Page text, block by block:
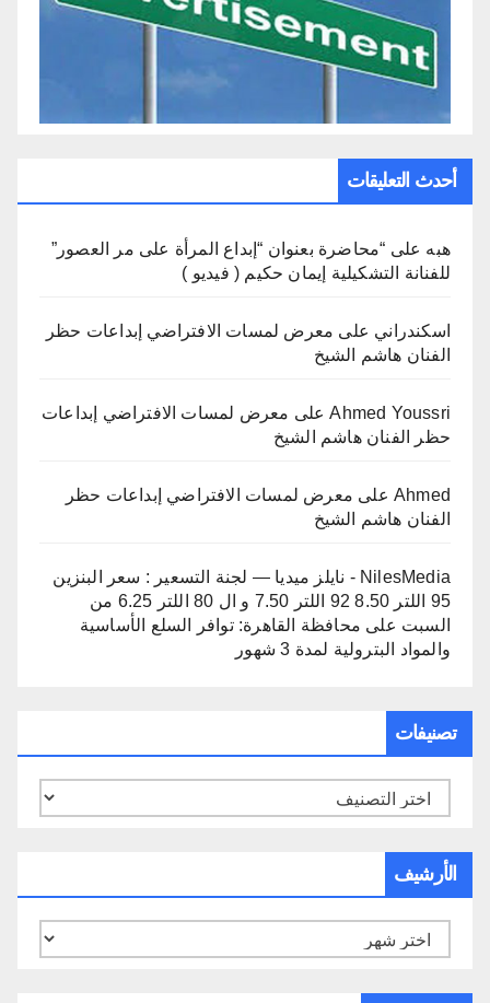
أحدث التعليقات
هبه على “محاضرة بعنوان “إبداع المرأة على مر العصور”
للفنانة التشكيلية إيمان حكيم ( فيديو )
اسكندراني على معرض لمسات الافتراضي إبداعات حظر
الفنان هاشم الشيخ
Ahmed Youssriعلى معرض لمسات الافتراضي إبداعات
حظر الفنان هاشم الشيخ
Ahmed على معرض لمسات الافتراضي إبداعات حظر
الفنان هاشم الشيخ
NilesMedia - نايلز ميديا — لجنة التسعير : سعر البنزين
95 اللتر 8.50 92 اللتر 7.50 و ال 80 اللتر 6.25 من
السبت على محافظة القاهرة: توافر السلع الأساسية
والمواد البترولية لمدة 3 شهور
تصنيفات
تصنيفات
الأرشيف
الأرشيف